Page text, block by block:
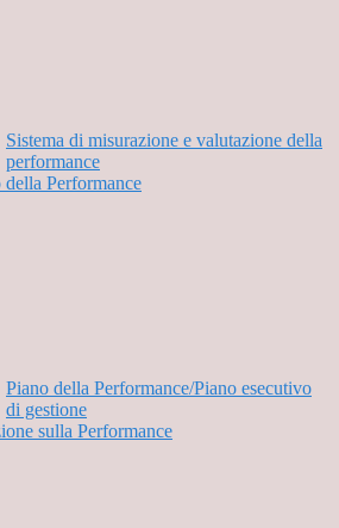
Sistema di misurazione e valutazione della
performance
della Performance
Piano della Performance/Piano esecutivo
di gestione
sulla Performance